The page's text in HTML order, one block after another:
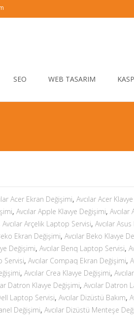
SEO WEB TASARIM
Acer Ekran Değişimi, Avcılar Acer
, Avcılar Apple Klavye Değişimi,
Avcılar Arçelik Laptop Servisi, Avcılar
Ekran Değişimi, Avcılar Beko Klavye
Değişimi, Avcılar Benq Laptop Servisi,
Servisi, Avcılar Compaq Ekran Değişimi,
, Avcılar Crea Klavye Değişimi,
Datron Klavye Değişimi, Avcılar Datron
Laptop Servisi, Avcılar Dizüstü Bakım,
Değişimi, Avcılar Dizüstü Menteşe